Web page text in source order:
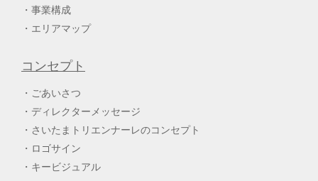
事業構成
エリアマップ
コンセプト
ごあいさつ
ディレクターメッセージ
さいたまトリエンナーレのコンセプト
ロゴサイン
キービジュアル